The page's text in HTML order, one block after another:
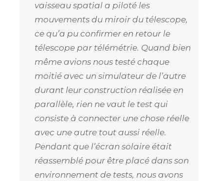
vaisseau spatial a piloté les
mouvements du miroir du télescope,
ce qu’a pu confirmer en retour le
télescope par télémétrie. Quand bien
même avions nous testé chaque
moitié avec un simulateur de l’autre
durant leur construction réalisée en
parallèle, rien ne vaut le test qui
consiste à connecter une chose réelle
avec une autre tout aussi réelle.
Pendant que l’écran solaire était
réassemblé pour être placé dans son
environnement de tests, nous avons